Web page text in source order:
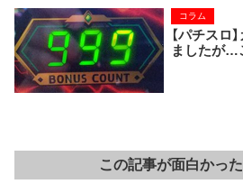
【パチスロ
ましたが…
コラム
この記事が面白かっ